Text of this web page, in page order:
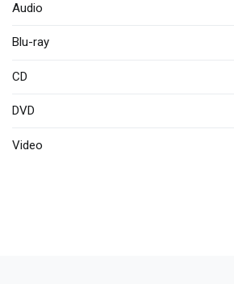
Audio
Blu-ray
CD
DVD
Video